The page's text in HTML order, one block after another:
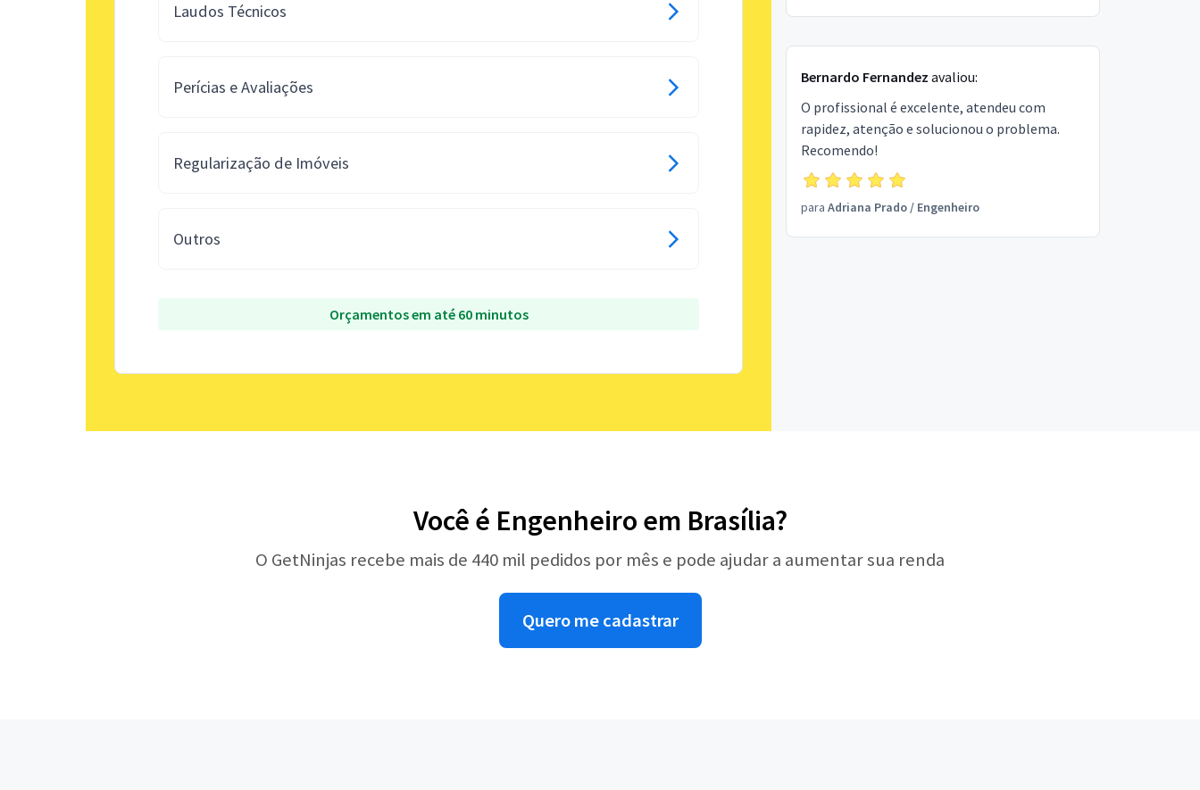
Laudos Técnicos
Perícias e Avaliações
Regularização de Imóveis
Outros
Orçamentos em até 60 minutos
Bernardo Fernandez avaliou:
O profissional é excelente, atendeu com
rapidez, atenção e solucionou o problema.
Recomendo!
para Adriana Prado/ Engenheiro
Você é Engenheiro em Brasília?
O GetNinjas recebe mais de 440 mil pedidos por mês e pode ajudar a aumentar sua renda
Quero me cadastrar